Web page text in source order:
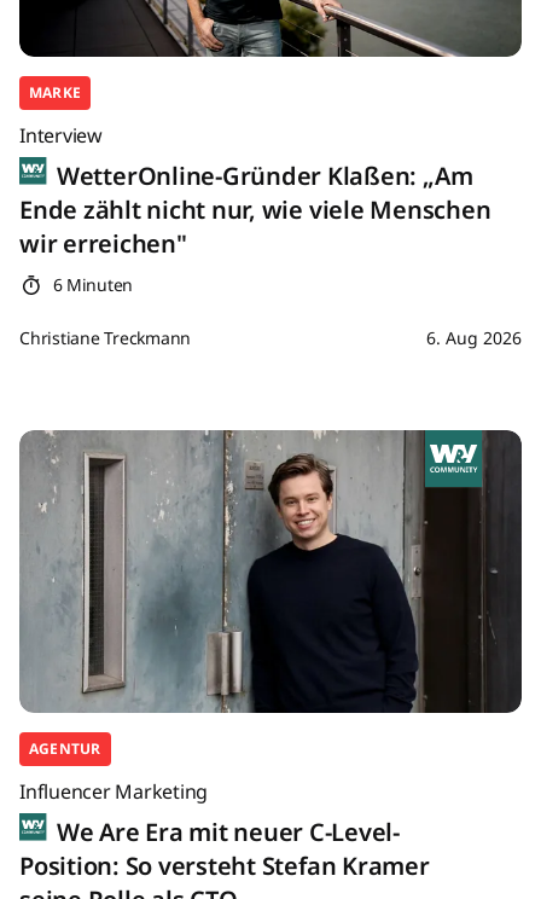
MARKE
Interview
WetterOnline-Gründer Klaßen: „Am
Ende zählt nicht nur, wie viele Menschen
wir erreichen"
6 Minuten
Christiane Treckmann 6. Aug 2026
AGENTUR
Influencer Marketing
We Are Era mit neuer C-Level-
Position: So versteht Stefan Kramer